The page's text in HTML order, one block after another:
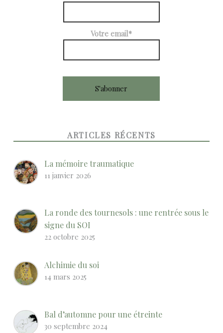
Votre email*
ARTICLES RÉCENTS
La mémoire traumatique
11 janvier 2026
La ronde des tournesols : une rentrée sous le
signe du SOI
22 octobre 2025
Alchimie du soi
14 mars 2025
Bal d’automne pour une étreinte
30 septembre 2024